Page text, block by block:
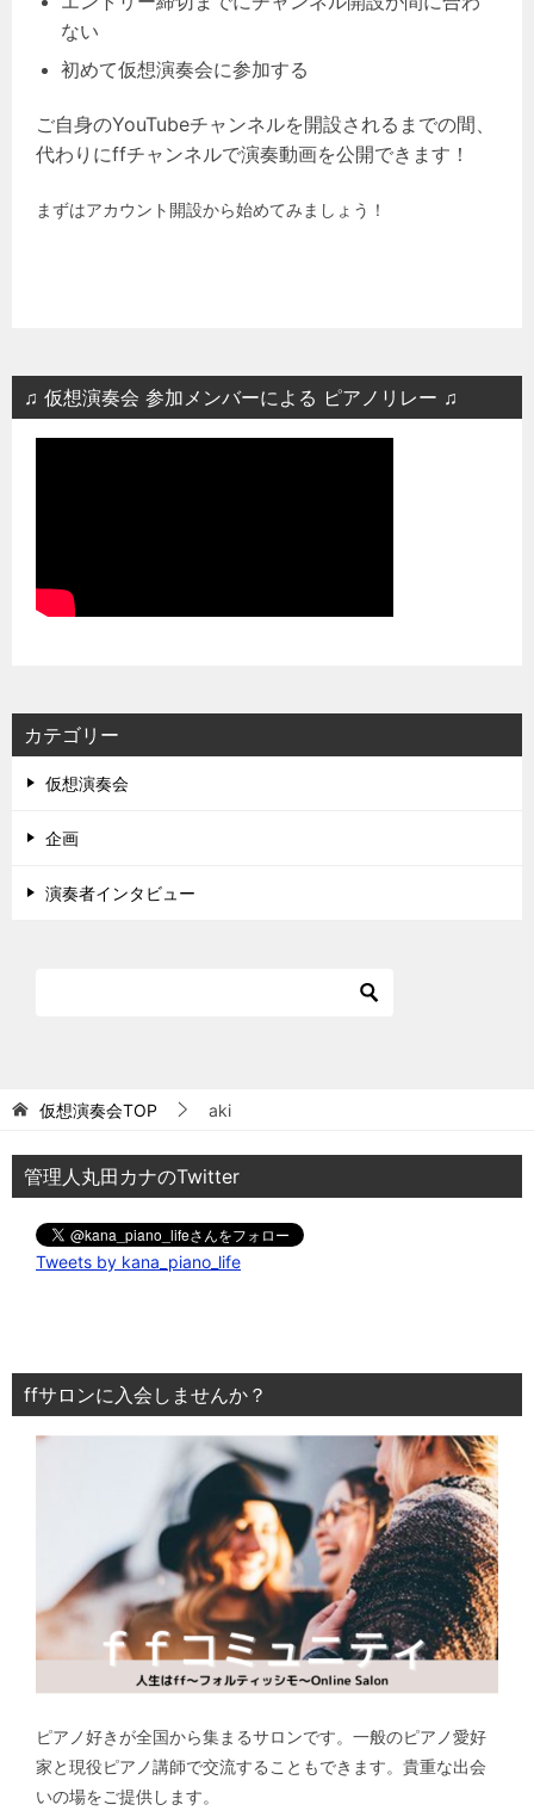
ない
初めて仮想演奏会に参加する
ご自身のYouTubeチャンネルを開設されるまでの間、
代わりにffチャンネルで演奏動画を公開できます！
まずはアカウント開設から始めてみましょう！
♫ 仮想演奏会 参加メンバーによる ピアノリレー ♫
カテゴリー
仮想演奏会
企画
演奏者インタビュー
仮想演奏会TOP aki
管理人丸田カナのTwitter
Tweets by kana_piano_life
ffサロンに入会しませんか？
ピアノ好きが全国から集まるサロンです。一般のピアノ愛好
家と現役ピアノ講師で交流することもできます。貴重な出会
いの場をご提供します。